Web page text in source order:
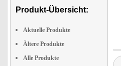
Produkt-Übersicht:
Aktuelle Produkte
Ältere Produkte
Alle Produkte